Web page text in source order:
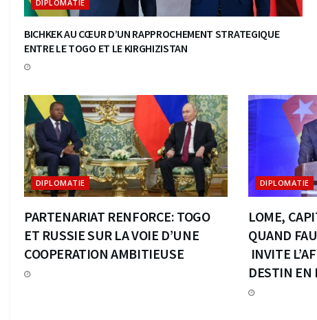
DIPLOMATIE
BICHKEK AU CŒUR D’UN RAPPROCHEMENT STRATEGIQUE
ENTRE LE TOGO ET LE KIRGHIZISTAN
DIPLOMATIE
PARTENARIAT RENFORCE: TOGO
ET RUSSIE SUR LA VOIE D’UNE
COOPERATION AMBITIEUSE
DIPLOMATIE
LOME,
QUAND
INVITE
DESTIN EN